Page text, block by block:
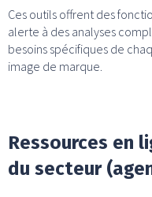
Ces outils offrent des
alerte à des analyses
besoins spécifiques de
image de marque.
Ressources en
du secteur